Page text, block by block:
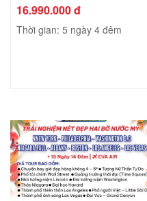
EVERLAND
16.990.000 đ
Thời gian: 5 ngày 4 đêm